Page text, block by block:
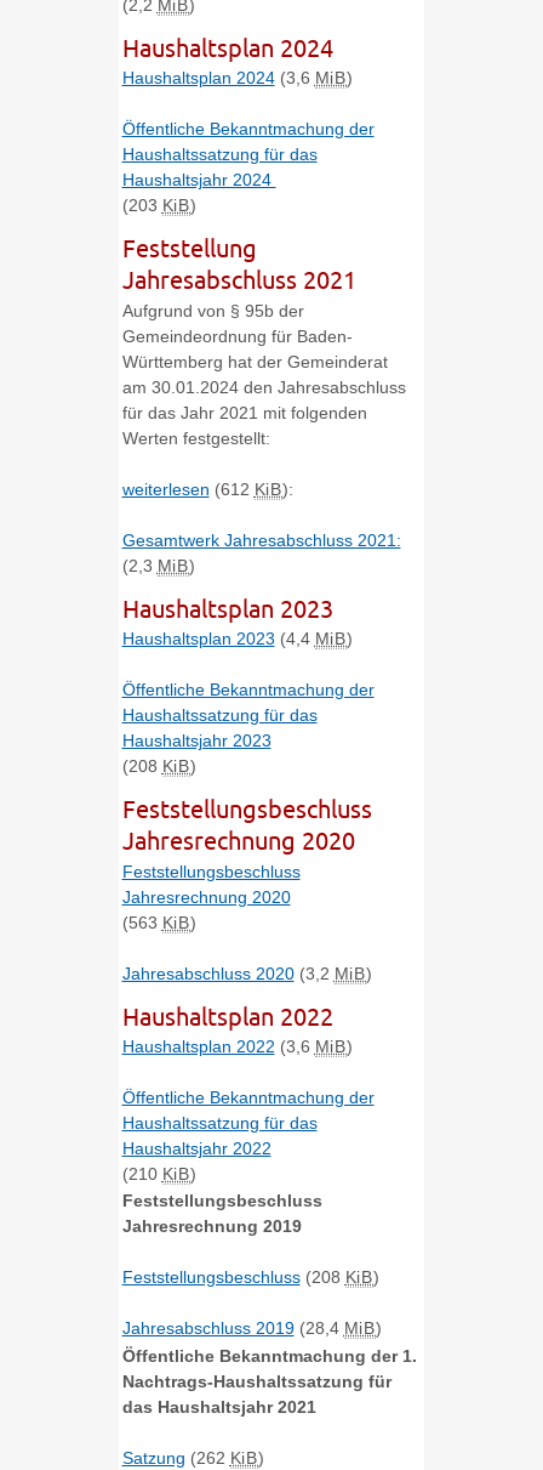
(2,2 MiB)
Haushaltsplan 2024
Haushaltsplan 2024(3,6 MiB)
Öffentliche Bekanntmachung der
Haushaltssatzung für das
Haushaltsjahr 2024
(203 KiB)
Feststellung
Jahresabschluss 2021
Aufgrund von § 95b der
Gemeindeordnung für Baden-
Württemberg hat der Gemeinderat
am 30.01.2024 den Jahresabschluss
für das Jahr 2021 mit folgenden
Werten festgestellt:
weiterlesen (612 KiB):
Gesamtwerk Jahresabschluss 2021:
(2,3 MiB)
Haushaltsplan 2023
Haushaltsplan 2023 (4,4 MiB)
Öffentliche Bekanntmachung der
Haushaltssatzung für das
Haushaltsjahr 2023
(208 KiB)
Feststellungsbeschluss
Jahresrechnung 2020
Feststellungsbeschluss
Jahresrechnung 2020
(563 KiB)
Jahresabschluss 2020(3,2 MiB)
Haushaltsplan 2022
Haushaltsplan 2022 (3,6 MiB)
Öffentliche Bekanntmachung der
Haushaltssatzung für das
Haushaltsjahr 2022
(210 KiB)
Feststellungsbeschluss
Jahresrechnung 2019
Feststellungsbeschluss(208 KiB)
Jahresabschluss 2019(28,4 MiB)
Öffentliche Bekanntmachung der 1.
Nachtrags-Haushaltssatzung für
das Haushaltsjahr 2021
Satzung (262 KiB)